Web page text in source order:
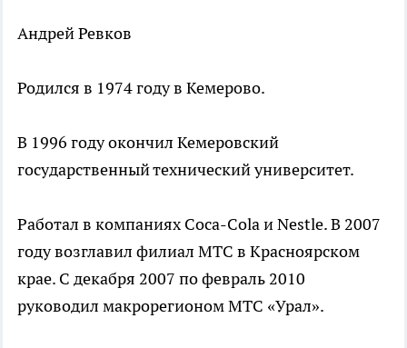
Андрей Ревков
Родился в 1974 году в Кемерово.
В 1996 году окончил Кемеровский
государственный технический университет.
Работал в компаниях Coca-Cola и Nestle. В 2007
году возглавил филиал МТС в Красноярском
крае. С декабря 2007 по февраль 2010
руководил макрорегионом МТС «Урал».